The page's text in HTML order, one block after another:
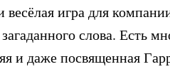
весёлая игра для
слова. Есть
и даже посвященная